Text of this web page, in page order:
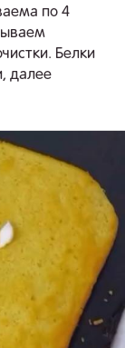
по 4
Белки
далее